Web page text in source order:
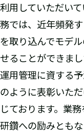
利用していただい
務では、近年頻発
を取り込んでモデ
せることができま
運用管理に資する
のように表彰いた
じております。業
研鑽への励みともな